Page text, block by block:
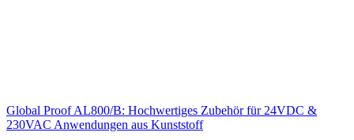
Global Proof AL800/B: Hochwertiges Zubehör für 24VDC &
230VAC Anwendungen aus Kunststoff